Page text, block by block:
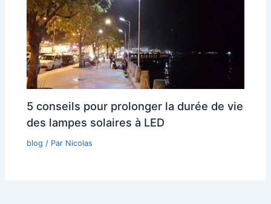
5 conseils pour prolonger la durée de vie
des lampes solaires à LED
blog / Par Nicolas